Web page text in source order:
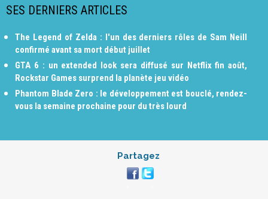
SES DERNIERS ARTICLES
The Legend of Zelda : l'un des derniers rôles de Sam Neill
confirmé avant sa mort début juillet
GTA 6 : un extended look sera diffusé sur Netflix fin août,
Rockstar Games surprend la planète jeu vidéo
Phantom Blade Zero : le développement est bouclé, rendez-
vous la semaine prochaine pour du très lourd
Partagez